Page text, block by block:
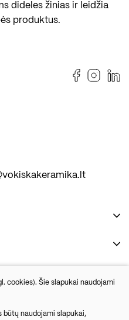
dideles žinias ir leidžia
produktus.
cookies). Šie slapukai naudojami
būtų naudojami slapukai,